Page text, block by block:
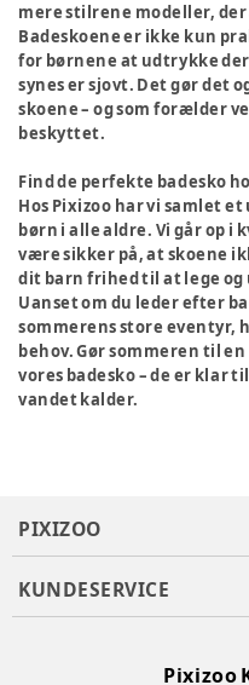
mere stilrene modeller,
Badeskoene er ikke kun
for børnene at udtrykke
synes er sjovt. Det gør det
skoene – og som forælder
beskyttet.
Find de perfekte badesko
Hos Pixizoo har vi samlet
børn i alle aldre. Vi går op i
være sikker på, at skoene
dit barn frihed til at lege
Uanset om du leder efter
sommerens store eventyr,
behov. Gør sommeren til
vores badesko – de er klar
vandet kalder.
PIXIZOO
KUNDESERVICE
Pixizoo